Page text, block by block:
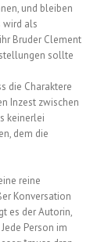
und bleiben
wird als
Bruder Clement
sollte
die Charaktere
Inzest zwischen
keinerlei
dem die
reine
Konversation
es der Autorin,
Person im